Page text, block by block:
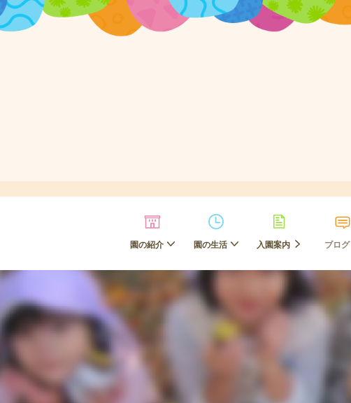
園の紹介 園の生活 入園案内 ブログ